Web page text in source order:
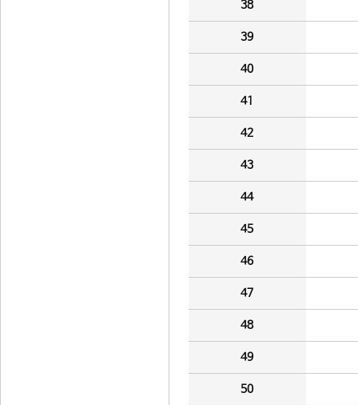
38
39
40
41
42
43
44
45
46
47
48
49
50